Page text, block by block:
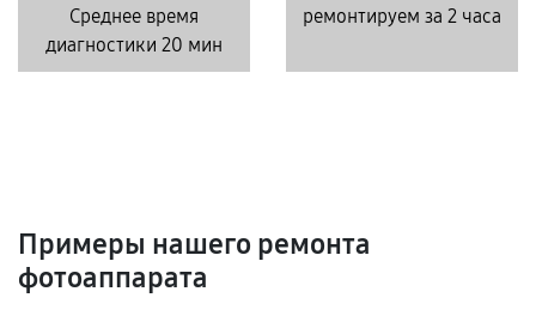
Среднее время
диагностики 20 мин
ремонтируем за 2 часа
Примеры нашего ремонта
фотоаппарата